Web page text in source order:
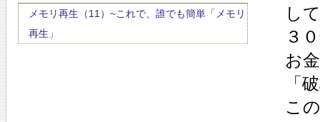
メモリ再生（11）~これで、誰でも簡単「メモリ
再生」
し
３
お
「
こ